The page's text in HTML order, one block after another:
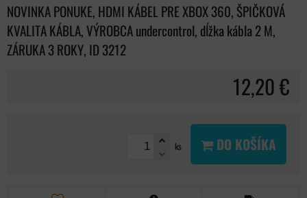
NOVINKA PONUKE, HDMI KÁBEL PRE XBOX 360, ŠPIČKOVÁ
KVALITA KÁBLA, VÝROBCA undercontrol, dĺžka kábla 2 M,
ZÁRUKA 3 ROKY, ID 3212
12,20 €
ks DO KOŠÍKA